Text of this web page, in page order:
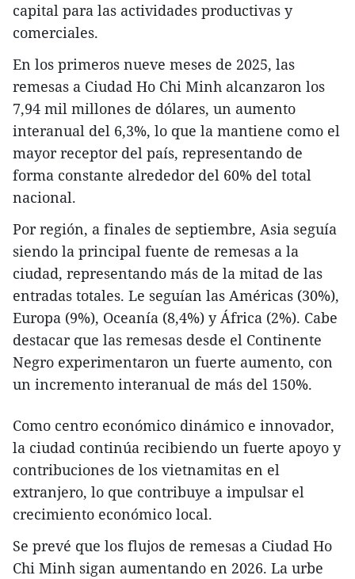
capital para las actividades productivas y
comerciales.
En los primeros nueve meses de 2025, las
remesas a Ciudad Ho Chi Minh alcanzaron los
7,94 mil millones de dólares, un aumento
interanual del 6,3%, lo que la mantiene como el
mayor receptor del país, representando de
forma constante alrededor del 60% del total
nacional.
Por región, a finales de septiembre, Asia seguía
siendo la principal fuente de remesas a la
ciudad, representando más de la mitad de las
entradas totales. Le seguían las Américas (30%),
Europa (9%), Oceanía (8,4%) y África (2%). Cabe
destacar que las remesas desde el Continente
Negro experimentaron un fuerte aumento, con
un incremento interanual de más del 150%.
Como centro económico dinámico e innovador,
la ciudad continúa recibiendo un fuerte apoyo y
contribuciones de los vietnamitas en el
extranjero, lo que contribuye a impulsar el
crecimiento económico local.
Se prevé que los flujos de remesas a Ciudad Ho
Chi Minh sigan aumentando en 2026. La urbe